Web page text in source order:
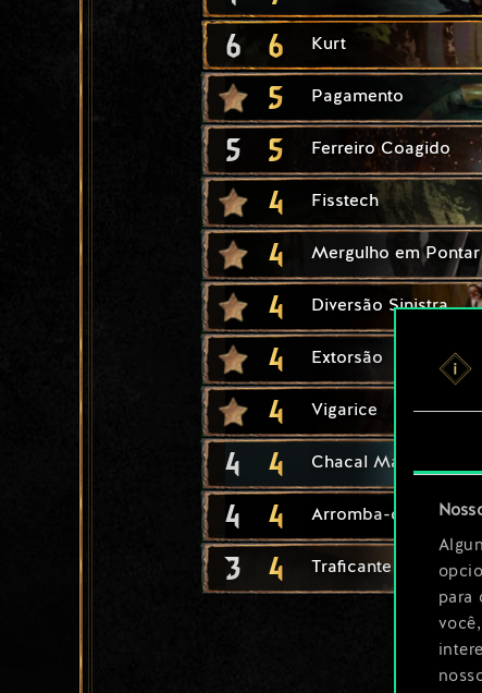
para
6 6 Kurt
5 Pagamento
5 5 Ferreiro Coagido
4 Fisstech
4 Mergulho em Pontar
4 Diversão Sinistra
4 Extorsão
4 Vigarice
4 4 Chacal Marinho
4 4 Arromba-cofres
3 4 Traficante de